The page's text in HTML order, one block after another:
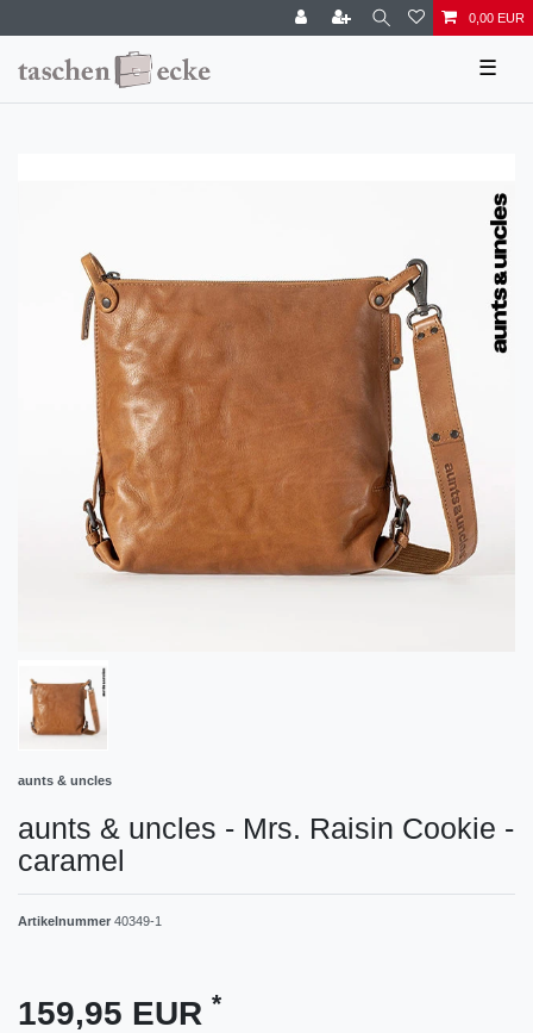
0,00 EUR
☰
aunts & uncles
aunts & uncles - Mrs. Raisin Cookie -
caramel
Artikelnummer 40349-1
159,95 EUR *